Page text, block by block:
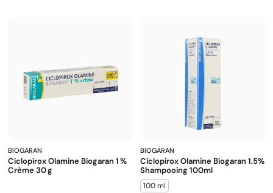
BIOGARAN
Ciclopirox Olamine Biogaran 1 %
Crème 30 G
BIOGARAN
Ciclopirox Olamine Biogaran 1.5%
Shampooing 100ml
100 ml